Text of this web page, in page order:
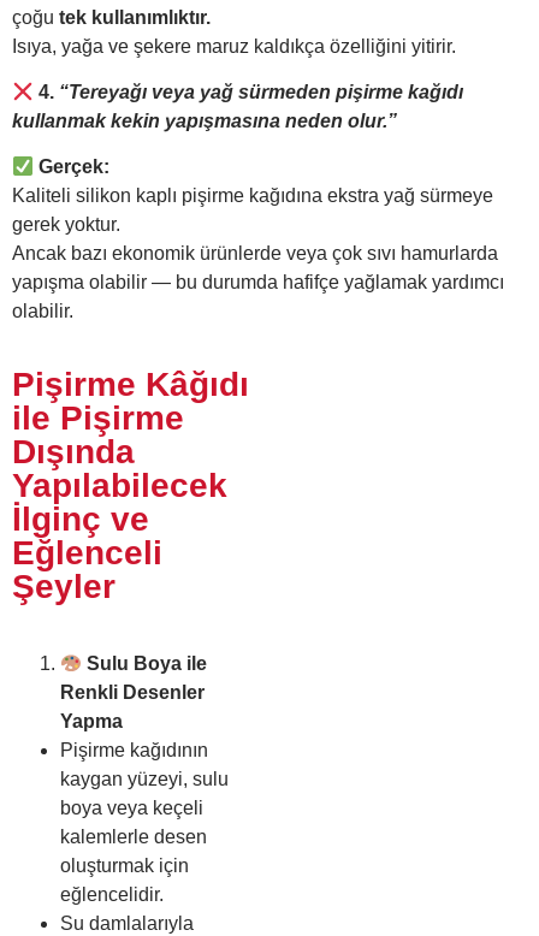
çoğu tek kullanımlıktır.
Isıya, yağa ve şekere maruz kaldıkça özelliğini yitirir.
4. “Tereyağı veya yağ sürmeden pişirme kağıdı
kullanmak kekin yapışmasına neden olur.”
Gerçek:
Kaliteli silikon kaplı pişirme kağıdına ekstra yağ sürmeye
gerek yoktur.
Ancak bazı ekonomik ürünlerde veya çok sıvı hamurlarda
yapışma olabilir — bu durumda hafifçe yağlamak yardımcı
olabilir.
Pişirme Kâğıdı
ile Pişirme
Dışında
Yapılabilecek
İlginç ve
Eğlenceli
Şeyler
Sulu Boya ile
Renkli Desenler
Yapma
Pişirme kağıdının
kaygan yüzeyi, sulu
boya veya keçeli
kalemlerle desen
oluşturmak için
eğlencelidir.
Su damlalarıyla